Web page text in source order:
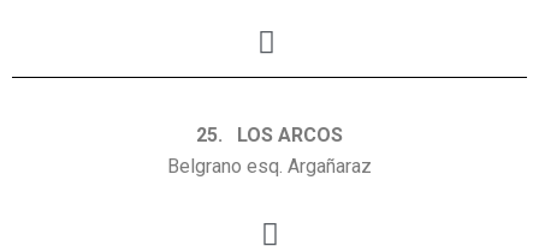
25. LOS ARCOS
Belgrano esq. Argañaraz